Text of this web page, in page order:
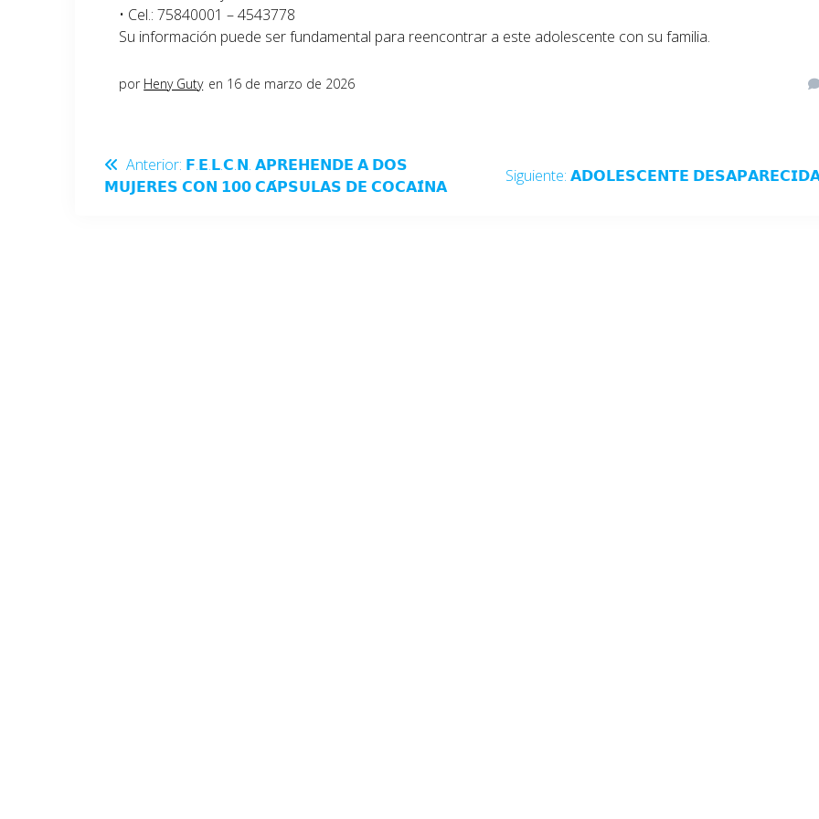
• Cel.: 75840001 – 4543778
Su información puede ser fundamental para reencontrar a este adolescente con su familia.
por Heny Guty en 16 de marzo de 2026
Anterior: 𝗙.𝗘.𝗟.𝗖.𝗡. 𝗔𝗣𝗥𝗘𝗛𝗘𝗡𝗗𝗘 𝗔 𝗗𝗢𝗦
𝗠𝗨𝗝𝗘𝗥𝗘𝗦 𝗖𝗢𝗡 𝟭𝟬𝟬 𝗖𝗔́𝗣𝗦𝗨𝗟𝗔𝗦 𝗗𝗘 𝗖𝗢𝗖𝗔𝗜́𝗡𝗔
Siguiente: 𝗔𝗗𝗢𝗟𝗘𝗦𝗖𝗘𝗡𝗧𝗘